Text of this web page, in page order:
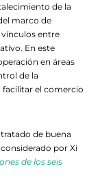
de la
marco de
entre
En este
en áreas
de la
facilitar el comercio
de buena
por Xi
de los seis